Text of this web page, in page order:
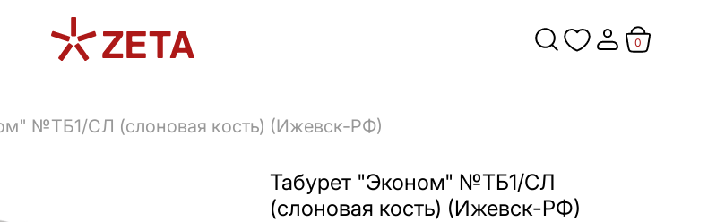
0
№ТБ1/СЛ (слоновая кость) (Ижевск-РФ)
Табурет "Эконом" №ТБ1/СЛ
(слоновая кость) (Ижевск-РФ)